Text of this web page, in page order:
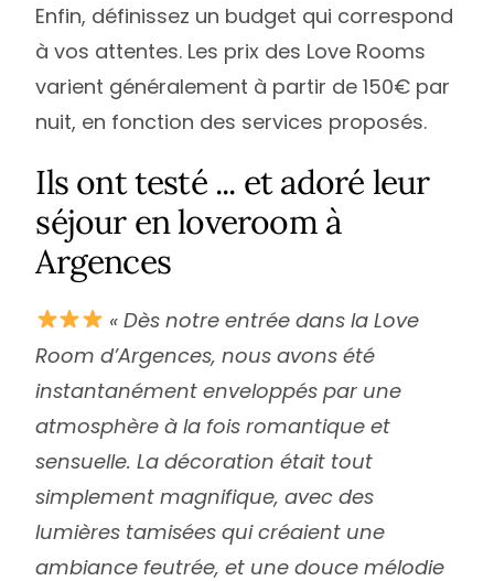
Enfin, définissez un budget qui correspond
à vos attentes. Les prix des Love Rooms
varient généralement à partir de 150€ par
nuit, en fonction des services proposés.
Ils ont testé ... et adoré leur
séjour en loveroom à
Argences
« Dès notre entrée dans la Love
Room d’Argences, nous avons été
instantanément enveloppés par une
atmosphère à la fois romantique et
sensuelle. La décoration était tout
simplement magnifique, avec des
lumières tamisées qui créaient une
ambiance feutrée, et une douce mélodie